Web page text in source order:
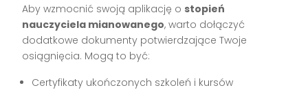
Aby wzmocnić swoją aplikację o stopień
nauczyciela mianowanego, warto dołączyć
dodatkowe dokumenty potwierdzające Twoje
osiągnięcia. Mogą to być:
Certyfikaty ukończonych szkoleń i kursów